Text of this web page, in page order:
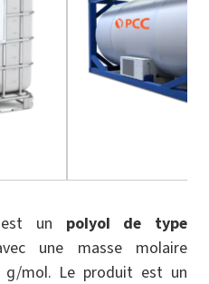
est un polyol de type
une masse molaire
g/mol. Le produit est un